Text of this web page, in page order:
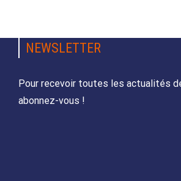
NEWSLETTER
Pour recevoir toutes les actualités
abonnez-vous !